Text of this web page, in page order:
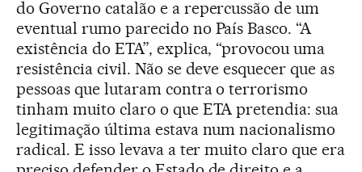
do Governo catalão e a repercussão de um
eventual rumo parecido no País Basco. “A
existência do ETA”, explica, “provocou uma
resistência civil. Não se deve esquecer que as
pessoas que lutaram contra o terrorismo
tinham muito claro o que ETA pretendia: sua
legitimação última estava num nacionalismo
radical. E isso levava a ter muito claro que era